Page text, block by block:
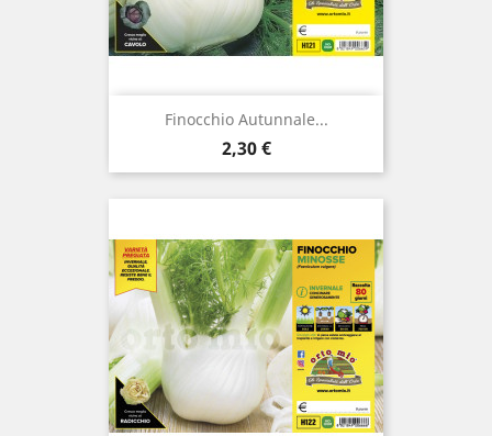
Finocchio Autunnale...
Prezzo
2,30 €